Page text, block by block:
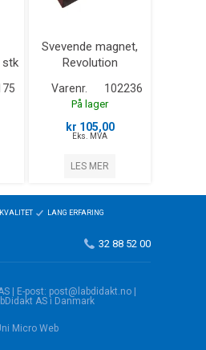
stk
Svevende magnet,
Revolution
Varenr. 102236
På lager
kr 105,00
Eks. MVA
LES MER
LANG ERFARING
32 88 52 00
| E-post: post@labdidakt.no |
AS i Danmark
Micro Web